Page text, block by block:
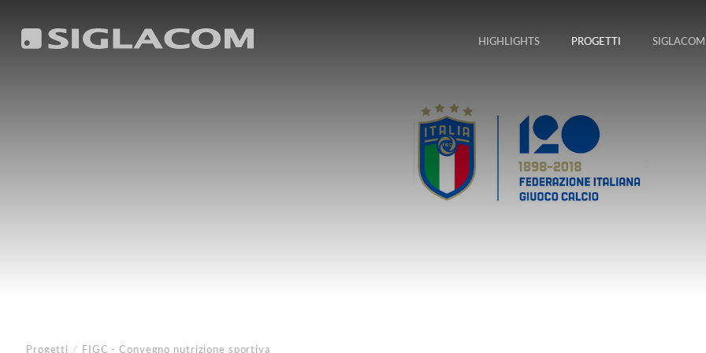
HIGHLIGHTS PROGETTI SIGLACOM
Progetti / FIGC - Convegno nutrizione sportiva